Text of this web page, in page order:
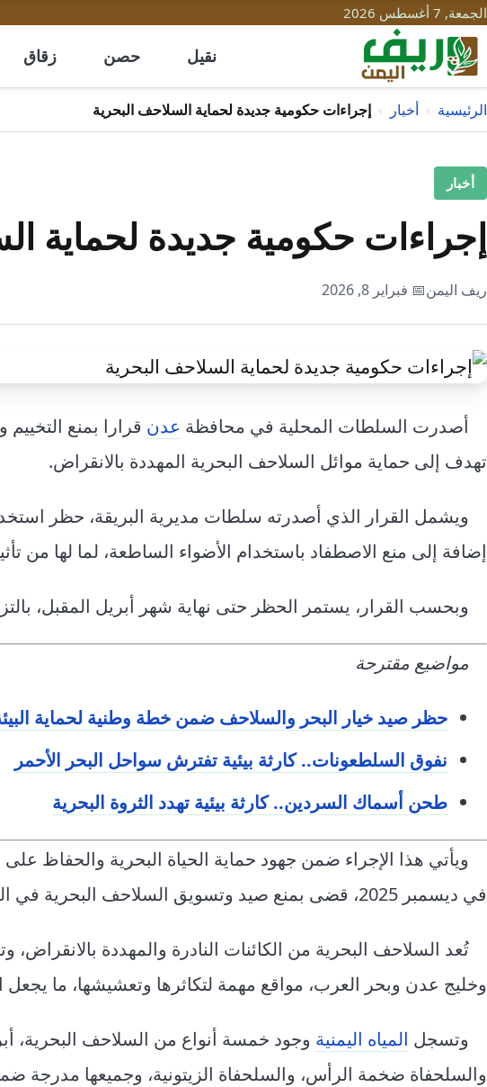
الجمعة, 7 أغسطس 2026
نقيل حصن زقاق
الرئيسية › أخبار › إجراءات حكومية جديدة لحماية السلاحف البحرية
أخبار
إجراءات حكومية جديدة لحماية
ريف اليمن📅 فبراير 8, 2026
أصدرت السلطات المحلية في محافظة عدن قرارا بمنع
تهدف إلى حماية موائل السلاحف البحرية المهددة بالانقراض.
ويشمل القرار الذي أصدرته سلطات مديرية البريقة، حظر
إضافة إلى منع الاصطفاد باستخدام الأضواء الساطعة، لما لها من
وبحسب القرار، يستمر الحظر حتى نهاية شهر أبريل المقبل،
مواضيع مقترحة
حظر صيد خيار البحر والسلاحف ضمن خطة وطنية لحماية
نفوق السلطعونات.. كارثة بيئية تفترش سواحل البحر الأحمر
طحن أسماك السردين.. كارثة بيئية تهدد الثروة البحرية
ويأتي هذا الإجراء ضمن جهود حماية الحياة البحرية والحفاظ
في ديسمبر 2025، قضى بمنع صيد وتسويق السلاحف البحرية في المياه اليمنية.
تُعد السلاحف البحرية من الكائنات النادرة والمهددة بالانقراض،
وخليج عدن وبحر العرب، مواقع مهمة لتكاثرها وتعشيشها، ما يجعل
وتسجل المياه اليمنية وجود خمسة أنواع من السلاحف البحرية،
والسلحفاة ضخمة الرأس، والسلحفاة الزيتونية، وجميعها مدرجة